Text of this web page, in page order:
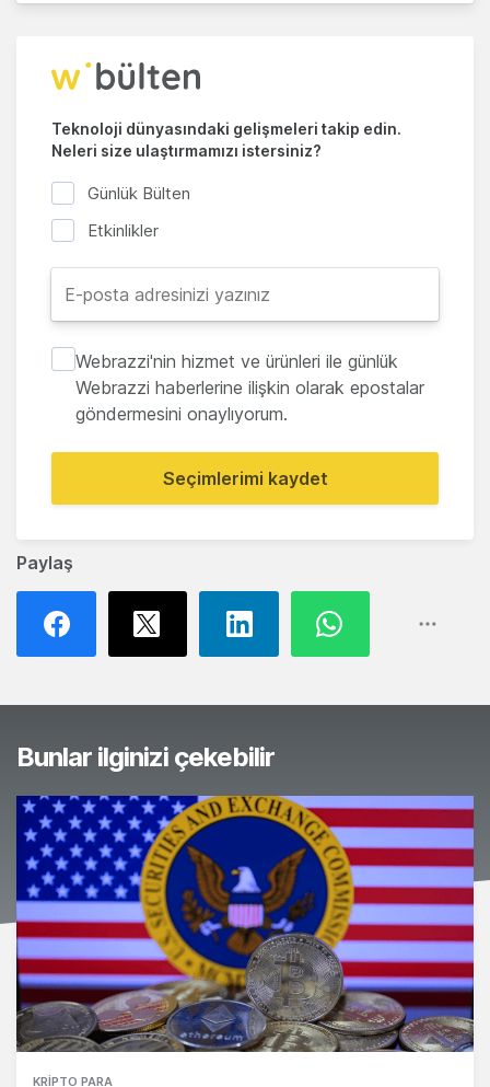
Paylaş
Teknoloji dünyasındaki gelişmeleri takip edin.
Neleri size ulaştırmamızı istersiniz?
Günlük Bülten
Etkinlikler
Webrazzi'nin hizmet ve ürünleri ile günlük
Webrazzi haberlerine ilişkin olarak epostalar
göndermesini onaylıyorum.
Seçimlerimi kaydet
Bunlar ilginizi çekebilir
KRIPTO PARA